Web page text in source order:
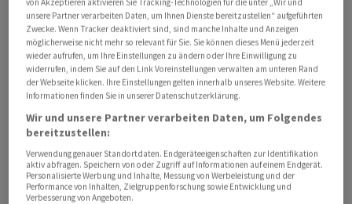
auch weitere Anklagen möglich gegen Personen, die
Trump damals bei seinem Vorhaben unterstützten.
Hintergrund der Ermittlungen in Georgia sind Trumps
Versuche, dort den Ausgang der Präsidentenwahl 2020
zu beeinflussen. Trump hatte die Wahl gegen den
Demokraten Joe Biden verloren. Der Republikaner
und behauptet ohne Belege, er sei durch massiven
Wahlbetrug um einen Sieg gebracht worden. Georgia
unsere Partner verarbeiten Daten, um Ihnen Dienste bereitzustellen“ aufgeführten
Zwecke. Wenn Tracker deaktiviert sind, sind manche Inhalte und Anzeigen
möglicherweise nicht mehr so relevant für Sie. Sie können dieses Menü jederzeit
wieder aufrufen, um Ihre Einstellungen zu ändern oder Ihre Einwilligung zu
widerrufen, indem Sie auf den Link Voreinstellungen verwalten am unteren Rand
der Webseite klicken. Ihre Einstellungen gelten innerhalb unseres Website. Weitere
Informationen finden Sie in unserer Datenschutzerklärung.
Wir und unsere Partner verarbeiten Daten, um Folgendes
bereitzustellen:
Verwendung genauer Standortdaten. Endgeräteeigenschaften zur Identifikation
aktiv abfragen. Speichern von oder Zugriff auf Informationen auf einem Endgerät.
Personalisierte Werbung und Inhalte, Messung von Werbeleistung und der
Performance von Inhalten, Zielgruppenforschung sowie Entwicklung und
Verbesserung von Angeboten.